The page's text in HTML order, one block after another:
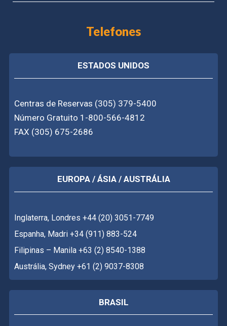
Telefones
ESTADOS UNIDOS
Centras de Reservas (305) 379-5400
Número Gratuito 1-800-566-4812
FAX (305) 675-2686
EUROPA / ÁSIA / AUSTRÁLIA
Inglaterra, Londres +44 (20) 3051-7749
Espanha, Madri +34 (911) 883-524
Filipinas – Manila +63 (2) 8540-1388
Austrália, Sydney +61 (2) 9037-8308
BRASIL